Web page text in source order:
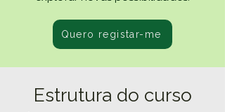
Quero registar-me
Estrutura do curso